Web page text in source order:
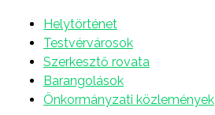
Helytörténet
Testvérvárosok
Szerkesztő rovata
Barangolások
Önkormányzati közlemények